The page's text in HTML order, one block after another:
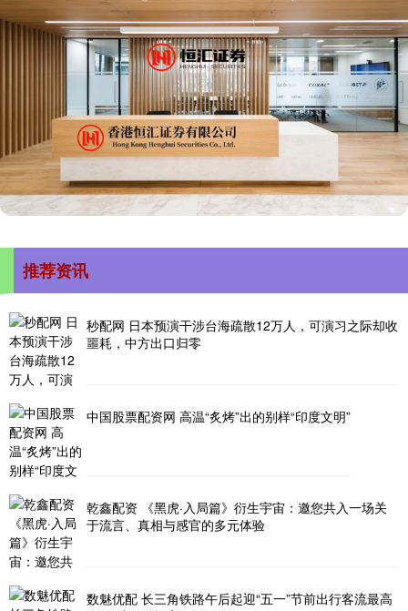
推荐资讯
秒配网 日本预演干涉台海疏散12万人，可演习之际却收
噩耗，中方出口归零
中国股票配资网 高温“炙烤”出的别样“印度文明”
乾鑫配资 《黑虎·入局篇》衍生宇宙：邀您共入一场关
于流言、真相与感官的多元体验
数魅优配 长三角铁路午后起迎“五一”节前出行客流最高